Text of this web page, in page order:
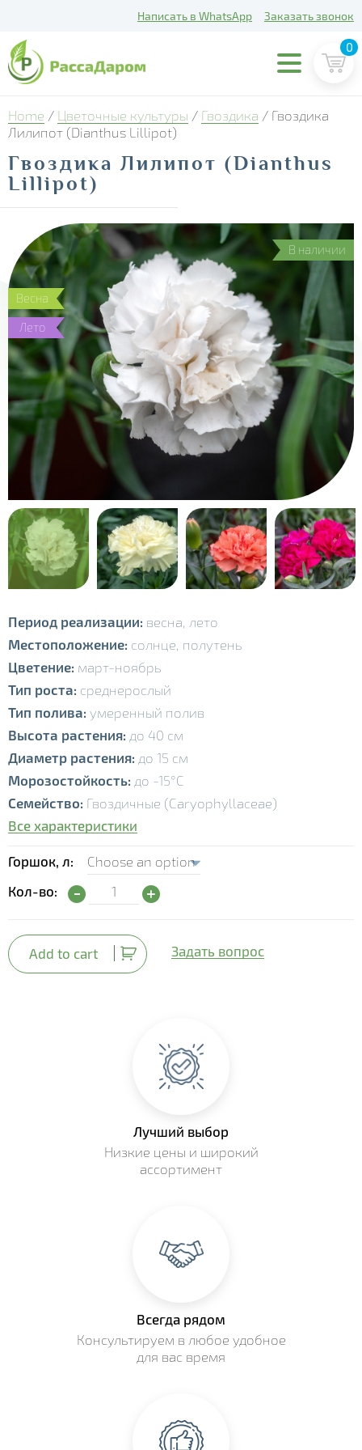
Написать в WhatsApp Заказать звонок
0
Home / Цветочные культуры / Гвоздика / Гвоздика
Лилипот (Dianthus Lillipot)
Гвоздика Лилипот (Dianthus
Lillipot)
В наличии
Весна
Лето
Период реализации: весна, лето
Местоположение: солнце, полутень
Цветение: март-ноябрь
Тип роста: среднерослый
Тип полива: умеренный полив
Высота растения: до 40 см
Диаметр растения: до 15 см
Морозостойкость: до -15°С
Семейство: Гвоздичные (Caryophyllaceae)
Все характеристики
Горшок, л
Кол-во:
Гвоздика Лилипот (Dianthus Lillipot) quantity
Add to cart Задать вопрос
Лучший выбор
Низкие цены и широкий
ассортимент
Всегда рядом
Консультируем в любое удобное
для вас время